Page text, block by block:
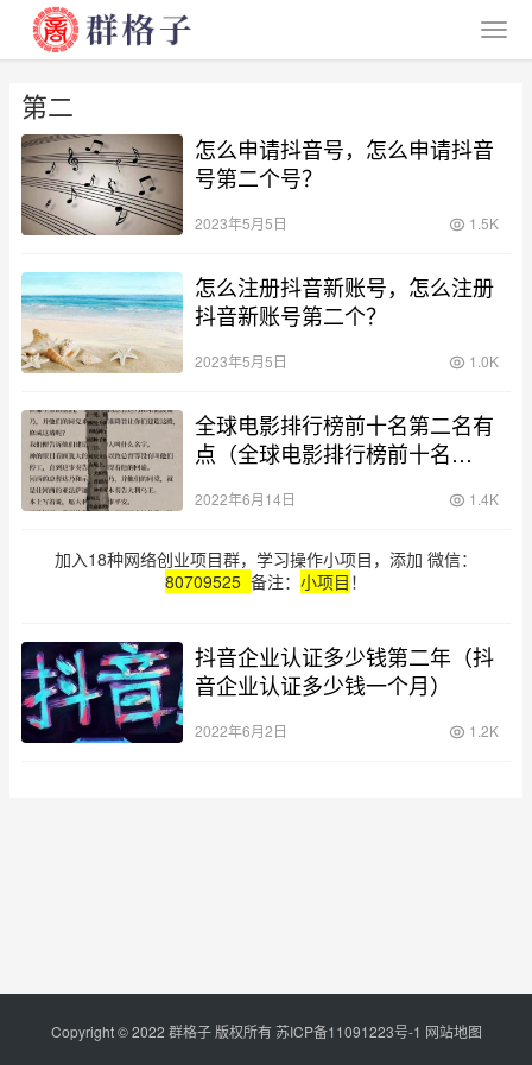
第二
怎么申请抖音号，怎么申请抖音
号第二个号？
2023年5月5日 1.5K
怎么注册抖音新账号，怎么注册
抖音新账号第二个？
2023年5月5日 1.0K
全球电影排行榜前十名第二名有
点（全球电影排行榜前十名
2022年6月14日 1.4K
加入18种网络创业项目群，学习操作小项目，添加 微信：
80709525 备注： 小项目 ！
抖音企业认证多少钱第二年（抖
音企业认证多少钱一个月）
2022年6月2日 1.2K
Copyright © 2022 群格子 版权所有苏ICP备11091223号-1 网站地图